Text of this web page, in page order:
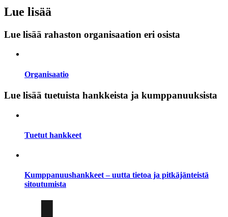
Lue lisää
Lue lisää rahaston organisaation eri osista
Organisaatio
Lue lisää tuetuista hankkeista ja kumppanuuksista
Tuetut hankkeet
Kumppanuushankkeet – uutta tietoa ja pitkäjänteistä
sitoutumista